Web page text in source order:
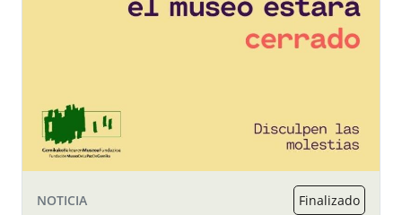
NOTICIA Finalizado